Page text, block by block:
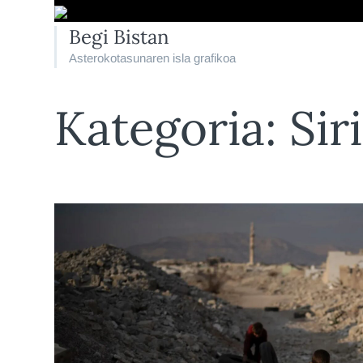
Begi Bistan
Asterokotasunaren isla grafikoa
Kategoria: